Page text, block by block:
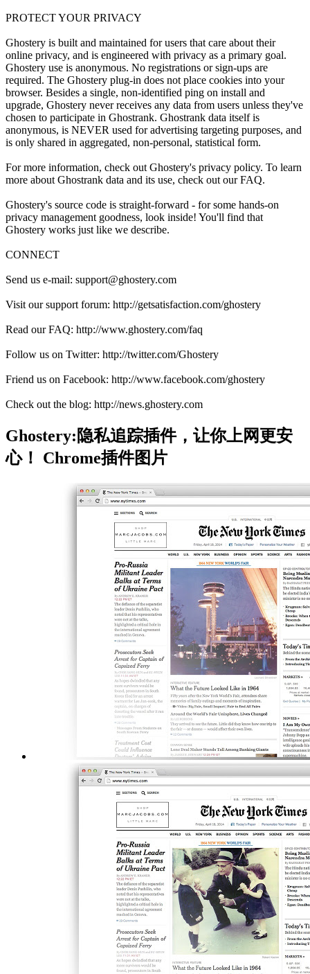
PROTECT YOUR PRIVACY
Ghostery is built and maintained for users that care about their
online privacy, and is engineered with privacy as a primary goal.
Ghostery use is anonymous. No registrations or sign-ups are
required. The Ghostery plug-in does not place cookies into your
browser. Besides a single, non-identified ping on install and
upgrade, Ghostery never receives any data from users unless they've
chosen to participate in Ghostrank. Ghostrank data itself is
anonymous, is NEVER used for advertising targeting purposes, and
is only shared in aggregated, non-personal, statistical form.
For more information, check out Ghostery's privacy policy. To learn
more about Ghostrank data and its use, check out our FAQ.
Ghostery's source code is straight-forward - for some hands-on
privacy management goodness, look inside! You'll find that
Ghostery works just like we describe.
CONNECT
Send us e-mail: support@ghostery.com
Visit our support forum: http://getsatisfaction.com/ghostery
Read our FAQ: http://www.ghostery.com/faq
Follow us on Twitter: http://twitter.com/Ghostery
Friend us on Facebook: http://www.facebook.com/ghostery
Check out the blog: http://news.ghostery.com
Ghostery:隐私追踪插件，让你上网更安
心！ Chrome插件图片